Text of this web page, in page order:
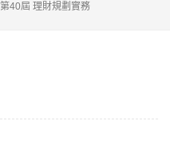
第40屆 理財規劃實務